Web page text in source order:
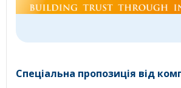
Cпеціальна пропозиція від